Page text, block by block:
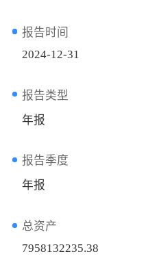
报告时间
2024-12-31
报告类型
年报
报告季度
年报
总资产
7958132235.38